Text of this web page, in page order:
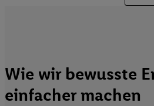
Wie wir bewusste
einfacher machen